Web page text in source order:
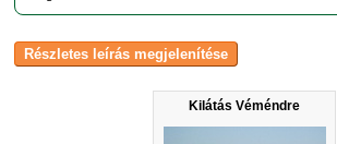
Kilátás Véméndre